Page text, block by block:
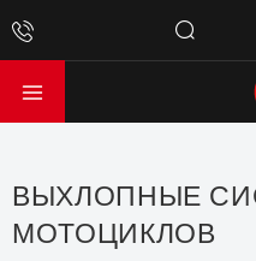
ВЫХЛОПНЫЕ
МОТОЦИКЛОВ